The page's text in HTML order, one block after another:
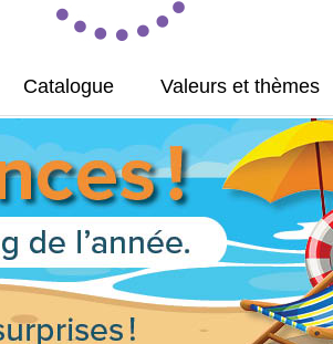
Catalogue Valeurs et thèmes
On a
Politique